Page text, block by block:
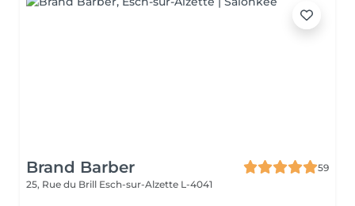
Brand Barber
59
25, Rue du Brill Esch-sur-Alzette L-4041